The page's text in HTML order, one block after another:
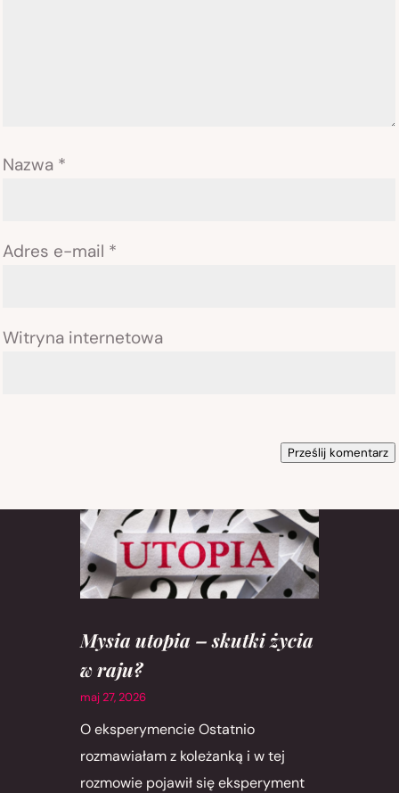
Nazwa *
Adres e-mail *
Witryna internetowa
Prześlij komentarz
Mysia utopia – skutki życia
w raju?
maj 27, 2026
O eksperymencie Ostatnio
rozmawiałam z koleżanką i w tej
rozmowie pojawił się eksperyment